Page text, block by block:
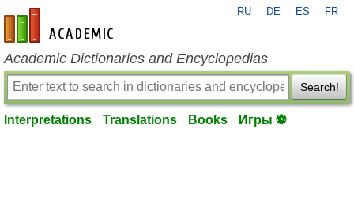
en-academic.com
RU DE ES FR
Academic Dictionaries and Encyclopedias
Search!
Interpretations Translations Books Игры ⚽